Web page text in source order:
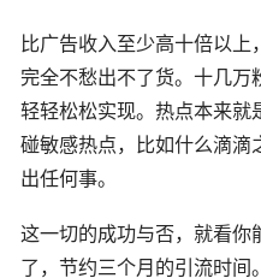
比广告收入至少高十倍以上
完全不愁出不了货。十几
轻轻松松实现。热点本来就
碰敏感热点，比如什么滴滴
出任何事。
这一切的成功与否，就看你
了，节约三个月的引流时